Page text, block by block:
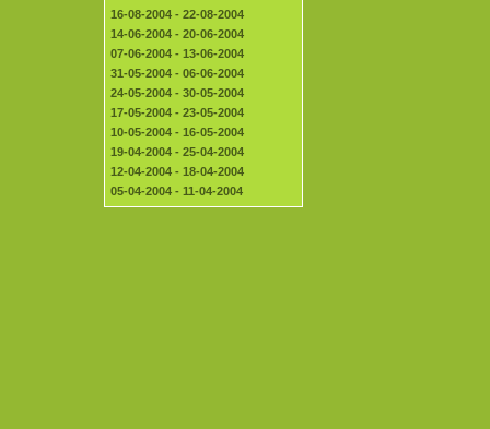
16-08-2004 - 22-08-2004
14-06-2004 - 20-06-2004
07-06-2004 - 13-06-2004
31-05-2004 - 06-06-2004
24-05-2004 - 30-05-2004
17-05-2004 - 23-05-2004
10-05-2004 - 16-05-2004
19-04-2004 - 25-04-2004
12-04-2004 - 18-04-2004
05-04-2004 - 11-04-2004